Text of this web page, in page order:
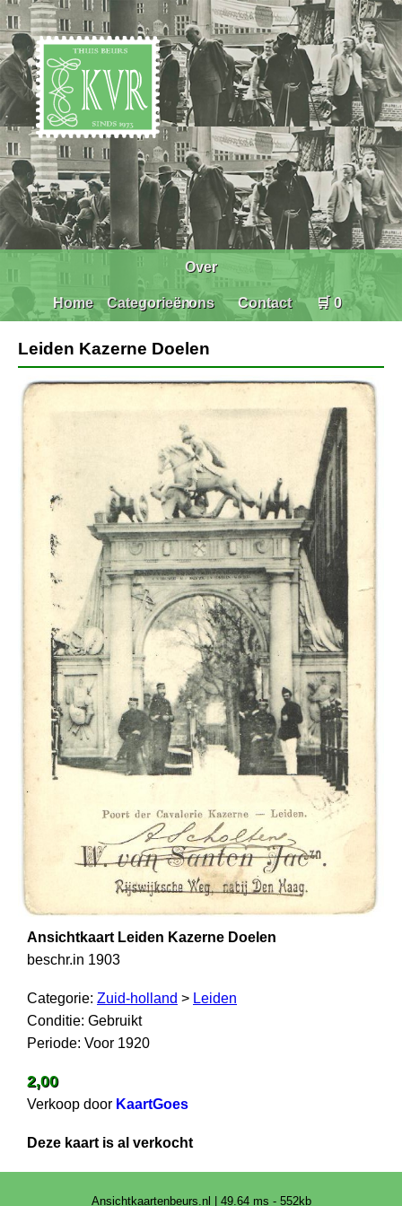
Home Categorieën
Over
ons Contact 🛒 0
Leiden Kazerne Doelen
Ansichtkaart Leiden Kazerne Doelen
beschr.in 1903
Categorie: Zuid-holland > Leiden
Conditie: Gebruikt
Periode: Voor 1920
2,00
Verkoop door KaartGoes
Deze kaart is al verkocht
Ansichtkaartenbeurs.nl | 49.64 ms - 552kb